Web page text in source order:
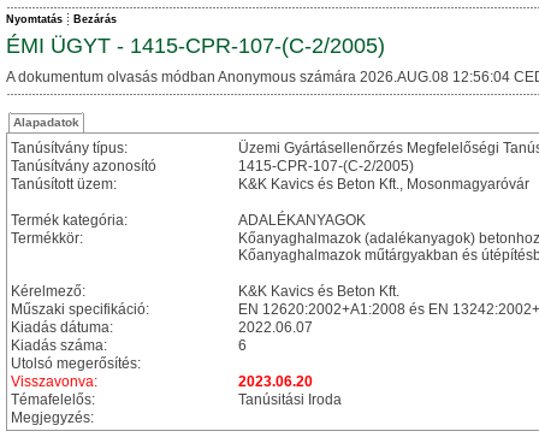
Nyomtatás Bezárás
ÉMI ÜGYT - 1415-CPR-107-(C-2/2005)
A dokumentum olvasás módban Anonymous számára 2026.AUG.08 12:56:04
Alapadatok
Tanúsítvány típus:
Üzemi Gyártásellenőrzés Megfelelőségi
Tanúsítvány azonosító
1415-CPR-107-(C-2/2005)
Tanúsított üzem:
K&K Kavics és Beton Kft., Mosonmagyaróvár
Termék kategória:
ADALÉKANYAGOK
Termékkör:
Kőanyaghalmazok (adalékanyagok)
Kőanyaghalmazok műtárgyakban és
Kérelmező:
K&K Kavics és Beton Kft.
Műszaki specifikáció:
EN 12620:2002+A1:2008 és EN
Kiadás dátuma:
2022.06.07
Kiadás száma:
6
Utolsó megerősítés:
Visszavonva:
2023.06.20
Témafelelős:
Tanúsitási Iroda
Megjegyzés: